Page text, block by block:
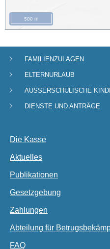
500 m
Navigationsmenü
FAMILIENZULAGEN
ELTERNURLAUB
AUSSERSCHULISCHE
DIENSTE UND ANTRÄGE
Die Kasse
Aktuelles
Publikationen
Gesetzgebung
Zahlungen
Abteilung für
FAQ